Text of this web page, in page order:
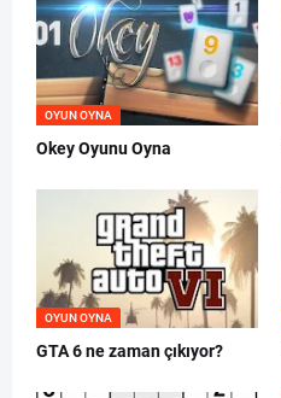
OYUN OYNA
Okey Oyunu Oyna
OYUN OYNA
GTA 6 ne zaman çıkıyor?